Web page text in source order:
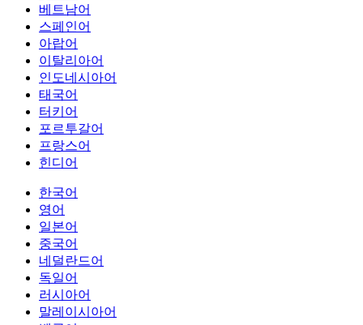
베트남어
스페인어
아랍어
이탈리아어
인도네시아어
태국어
터키어
포르투갈어
프랑스어
힌디어
한국어
영어
일본어
중국어
네덜란드어
독일어
러시아어
말레이시아어